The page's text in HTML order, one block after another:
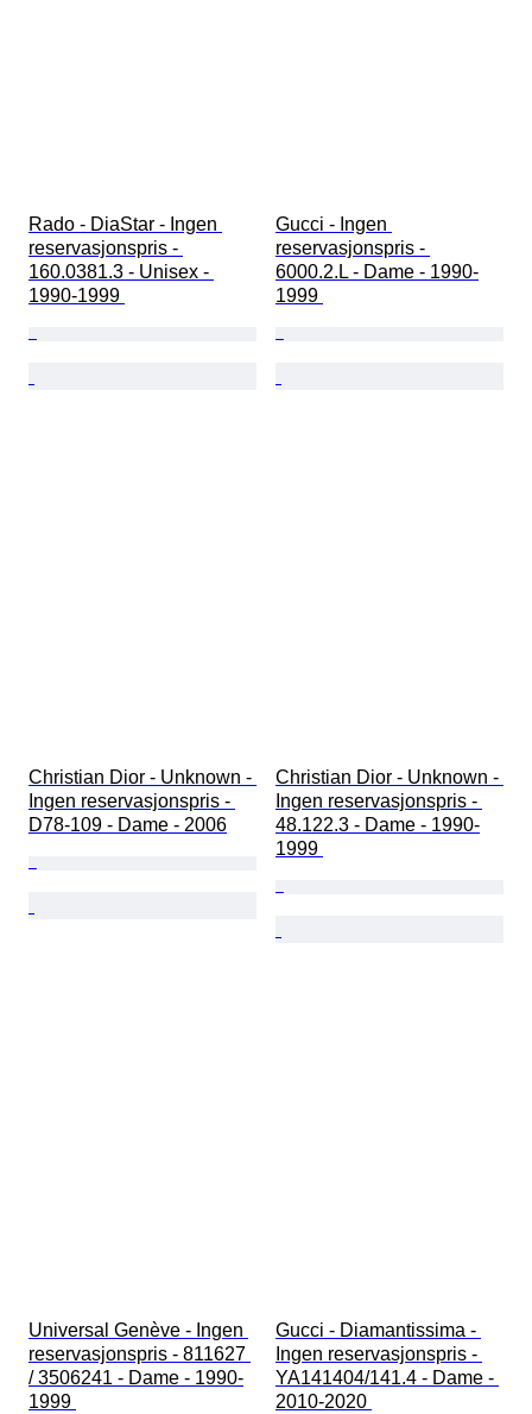
Rado - DiaStar - Ingen
reservasjonspris -
160.0381.3 - Unisex -
1990-1999
Gucci - Ingen
reservasjonspris -
6000.2.L - Dame - 1990-
1999
Christian Dior - Unknown -
Ingen reservasjonspris -
D78-109 - Dame - 2006
Christian Dior - Unknown -
Ingen reservasjonspris -
48.122.3 - Dame - 1990-
1999
Universal Genève - Ingen
reservasjonspris - 811627
/ 3506241 - Dame - 1990-
1999
Gucci - Diamantissima -
Ingen reservasjonspris -
YA141404/141.4 - Dame -
2010-2020